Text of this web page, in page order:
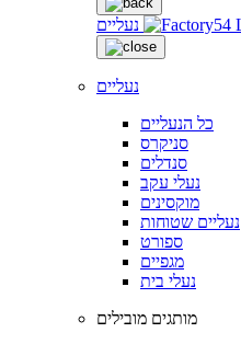
נעליים
נעליים
כל הנעליים
סניקרס
סנדלים
נעלי עקב
מוקסינים
נעליים שטוחות
ספורט
מגפיים
נעלי בית
מותגים מובילים